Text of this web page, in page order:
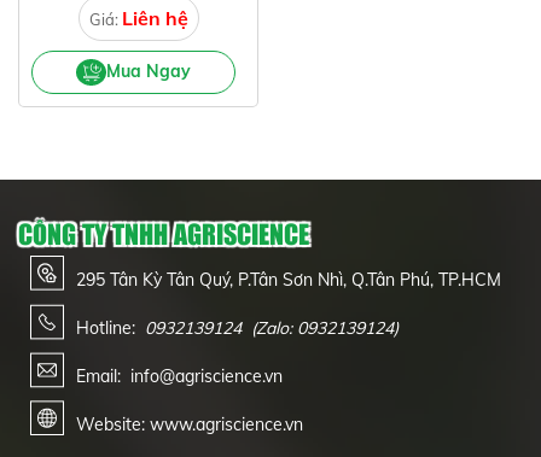
Giá: Liên hệ
Mua Ngay
CÔNG TY TNHH AGRISCIENCE
295 Tân Kỳ Tân Quý, P.Tân Sơn Nhì, Q.Tân Phú, TP.HCM
Hotline: 0932139124 (Zalo: 0932139124)
Email: info@agriscience.vn
Website: www.agriscience.vn